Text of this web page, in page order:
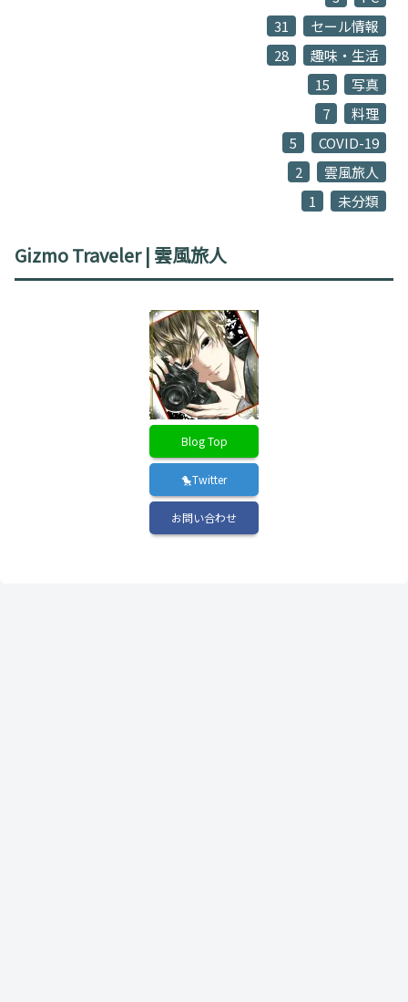
セール情報
31
趣味・生活
28
写真
15
料理
7
COVID-19
5
雲風旅人
2
未分類
1
Gizmo Traveler | 雲風旅人
Blog Top
🐤Twitter
お問い合わせ